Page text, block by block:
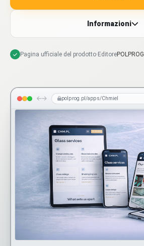
Informazioni
Pagina ufficiale del prodotto· EditorePOLPROG
polprog.pl/apps/Chmiel